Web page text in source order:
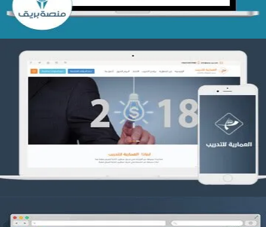
تصميم العمارية للتدريب
التفاصيل